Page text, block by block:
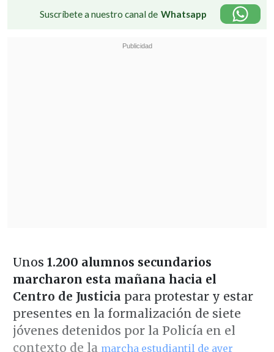
Suscríbete a nuestro canal de Whatsapp
Unos 1.200 alumnos secundarios
marcharon esta mañana hacia el
Centro de Justicia para protestar y estar
presentes en la formalización de siete
jóvenes detenidos por la Policía en el
contexto de la marcha estudiantil de ayer